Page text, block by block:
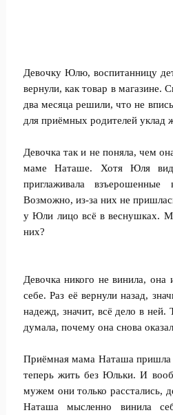
Девочку Юлю, воспитанницу
вернули, как товар в магазине.
два месяца решили, что не
для приёмных родителей уклад
Девочка так и не поняла, чем
маме Наташе. Хотя Юля
приглаживала
Возможно, из-за них не
у Юли лицо всё в веснушках.
них?
Девочка никого не винила, она
себе. Раз её вернули назад,
надежд, значит, всё дело в ней.
думала, почему она снова
Приёмная мама Наташа пришла
теперь жить без Юльки. И
мужем они только расстались,
Наташа мысленно винила